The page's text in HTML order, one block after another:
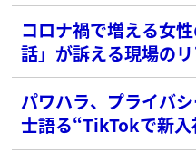
コロナ禍で増える女
話」が訴える現場の
パワハラ、プライバ
士語る“TikTokで新
危うさ